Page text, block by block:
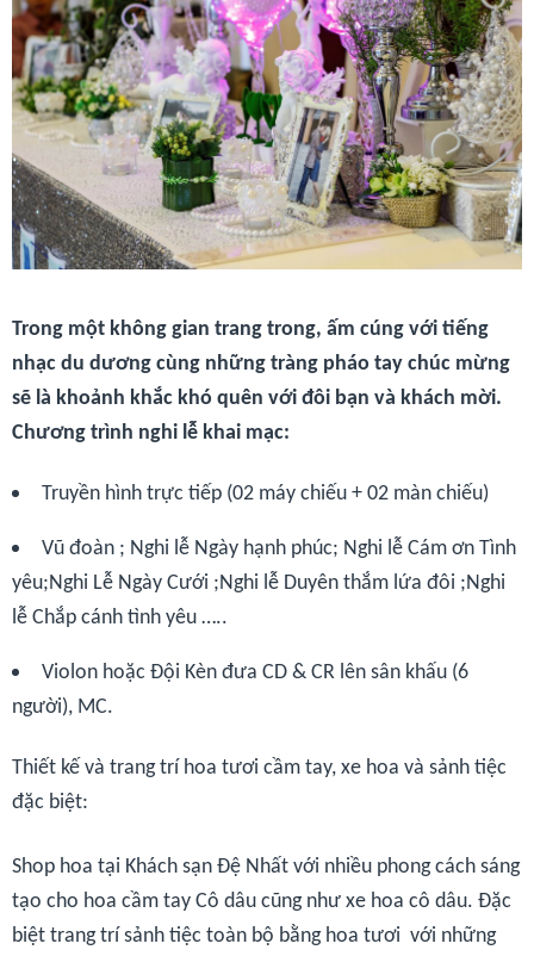
Trong một không gian trang trong, ấm cúng với tiếng
nhạc du dương cùng những tràng pháo tay chúc mừng
sẽ là khoảnh khắc khó quên với đôi bạn và khách mời.
Chương trình nghi lễ khai mạc:
Truyền hình trực tiếp (02 máy chiếu + 02 màn chiếu)
Vũ đoàn ; Nghi lễ Ngày hạnh phúc; Nghi lễ Cám ơn Tình
yêu;Nghi Lễ Ngày Cưới ;Nghi lễ Duyên thắm lứa đôi ;Nghi
lễ Chắp cánh tình yêu …..
Violon hoặc Đội Kèn đưa CD & CR lên sân khấu (6
người), MC.
Thiết kế và trang trí hoa tươi cầm tay, xe hoa và sảnh tiệc
đặc biệt:
Shop hoa tại Khách sạn Đệ Nhất với nhiều phong cách sáng
tạo cho hoa cầm tay Cô dâu cũng như xe hoa cô dâu. Đặc
biệt trang trí sảnh tiệc toàn bộ bằng hoa tươi với những